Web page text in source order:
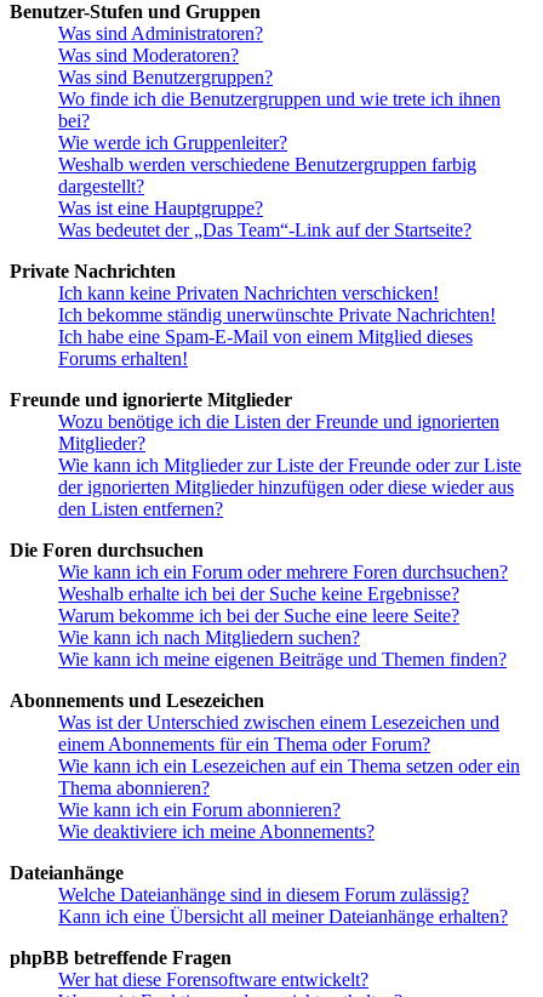
Benutzer-Stufen und Gruppen
Was sind Administratoren?
Was sind Moderatoren?
Was sind Benutzergruppen?
Wo finde ich die Benutzergruppen und wie trete ich ihnen
bei?
Wie werde ich Gruppenleiter?
Weshalb werden verschiedene Benutzergruppen farbig
dargestellt?
Was ist eine Hauptgruppe?
Was bedeutet der „Das Team“-Link auf der Startseite?
Private Nachrichten
Ich kann keine Privaten Nachrichten verschicken!
Ich bekomme ständig unerwünschte Private Nachrichten!
Ich habe eine Spam-E-Mail von einem Mitglied dieses
Forums erhalten!
Freunde und ignorierte Mitglieder
Wozu benötige ich die Listen der Freunde und ignorierten
Mitglieder?
Wie kann ich Mitglieder zur Liste der Freunde oder zur Liste
der ignorierten Mitglieder hinzufügen oder diese wieder aus
den Listen entfernen?
Die Foren durchsuchen
Wie kann ich ein Forum oder mehrere Foren durchsuchen?
Weshalb erhalte ich bei der Suche keine Ergebnisse?
Warum bekomme ich bei der Suche eine leere Seite?
Wie kann ich nach Mitgliedern suchen?
Wie kann ich meine eigenen Beiträge und Themen finden?
Abonnements und Lesezeichen
Was ist der Unterschied zwischen einem Lesezeichen und
einem Abonnements für ein Thema oder Forum?
Wie kann ich ein Lesezeichen auf ein Thema setzen oder ein
Thema abonnieren?
Wie kann ich ein Forum abonnieren?
Wie deaktiviere ich meine Abonnements?
Dateianhänge
Welche Dateianhänge sind in diesem Forum zulässig?
Kann ich eine Übersicht all meiner Dateianhänge erhalten?
phpBB betreffende Fragen
Wer hat diese Forensoftware entwickelt?